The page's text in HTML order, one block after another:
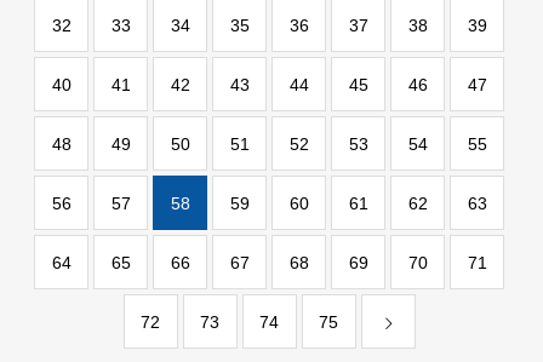
32 33 34 35 36 37 38 39
40 41 42 43 44 45 46 47
48 49 50 51 52 53 54 55
56 57 58 59 60 61 62 63
64 65 66 67 68 69 70 71
72 73 74 75